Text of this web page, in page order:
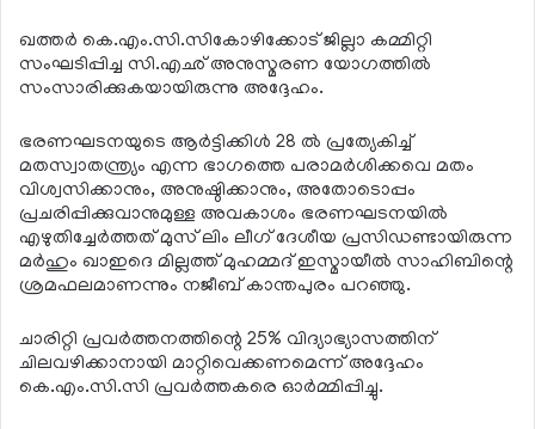
ഖത്തര്‍ കെ.എം.സി.സികോഴിക്കോട് ജില്ലാ കമ്മിറ്റി
സംഘടിപ്പിച്ച സി.എഛ് അനുസ്മരണ യോഗത്തില്‍
സംസാരിക്കുകയായിരുന്നു അദ്ദേഹം.
ഭരണഘടനയുടെ ആര്‍ട്ടിക്കിള്‍ 28 ല്‍ പ്രത്യേകിച്ച്
മതസ്വാതന്ത്ര്യം എന്ന ഭാഗത്തെ പരാമര്‍ശിക്കവെ മതം
വിശ്വസിക്കാനും, അനുഷ്ഠിക്കാനും, അതോടൊപ്പം
പ്രചരിപ്പിക്കുവാനുമുള്ള അവകാശം ഭരണഘടനയില്‍
എഴുതിച്ചേര്‍ത്തത് മുസ് ലിം ലീഗ് ദേശീയ പ്രസിഡണ്ടായിരുന്ന
മര്‍ഹും ഖാഇദെ മില്ലത്ത് മുഹമ്മദ് ഇസ്മായീല്‍ സാഹിബിന്റെ
ശ്രമഫലമാണന്നും നജീബ് കാന്തപുരം പറഞ്ഞു.
ചാരിറ്റി പ്രവര്‍ത്തനത്തിന്റെ 25% വിദ്യാഭ്യാസത്തിന്
ചിലവഴിക്കാനായി മാറ്റിവെക്കണമെന്ന് അദ്ദേഹം
കെ.എം.സി.സി പ്രവര്‍ത്തകരെ ഓര്‍മ്മിപ്പിച്ചു.